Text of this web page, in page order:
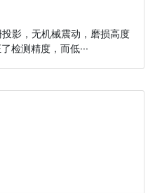
影，无机械震动，磨损高度
检测精度，而低···